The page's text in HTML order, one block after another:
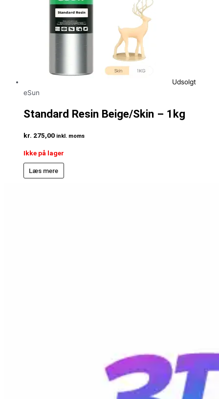
Udsolgt
eSun
Standard Resin Beige/Skin – 1kg
kr. 275,00 inkl. moms
Ikke på lager
Læs mere